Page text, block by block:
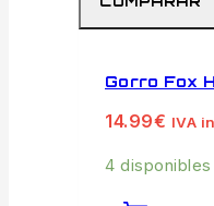
Gorro Fox
14.99€ IVA
4 disponibles